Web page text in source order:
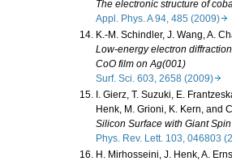
The electronic structure of
Appl. Phys. A 94, 485 (2009)
K.-M. Schindler, J. Wang, A.
Low-energy electron
CoO film on Ag(001)
Surf. Sci. 603, 2658 (2009)
I. Gierz, T. Suzuki, E.
Henk, M. Grioni, K. Kern, and
Silicon Surface with Giant
Phys. Rev. Lett. 103, 046803
H. Mirhosseini, J. Henk, A.